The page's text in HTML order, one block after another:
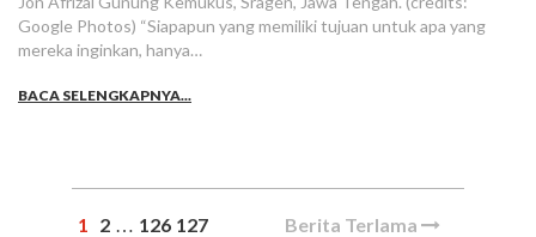
Google Photos) “Siapapun yang memiliki tujuan untuk apa yang
mereka inginkan, hanya…
BACA SELENGKAPNYA...
1 2 … 126 127 Berita Terlama